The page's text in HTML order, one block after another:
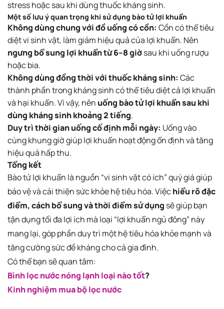
stress hoặc sau khi dùng thuốc kháng sinh.
Một số lưu ý quan trọng khi sử dụng bào tử lợi khuẩn
Không dùng chung với đồ uống có cồn: Cồn có thể tiêu
diệt vi sinh vật, làm giảm hiệu quả của lợi khuẩn. Nên
ngưng bổ sung lợi khuẩn từ 6–8 giờsau khi uống rượu
hoặc bia.
Không dùng đồng thời với thuốc kháng sinh: Các
thành phần trong kháng sinh có thể tiêu diệt cả lợi khuẩn
và hại khuẩn. Vì vậy, nên uống bào tử lợi khuẩn sau khi
dùng kháng sinh khoảng 2 tiếng.
Duy trì thời gian uống cố định mỗi ngày: Uống vào
cùng khung giờ giúp lợi khuẩn hoạt động ổn định và tăng
hiệu quả hấp thu.
Tổng kết
Bào tử lợi khuẩn là nguồn “vi sinh vật có ích” quý giá giúp
bảo vệ và cải thiện sức khỏe hệ tiêu hóa. Việchiểu rõ đặc
điểm, cách bổ sung và thời điểm sử dụng sẽ giúp bạn
tận dụng tối đa lợi ích mà loại “lợi khuẩn ngủ đông” này
mang lại, góp phần duy trì một hệ tiêu hóa khỏe mạnh và
tăng cường sức đề kháng cho cả gia đình.
Có thể bạn sẽ quan tâm:
Bình lọc nước nóng lạnh loại nào tốt?
Kinh nghiệm mua bộ lọc nước